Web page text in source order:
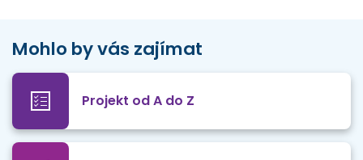
Mohlo by vás zajímat
Projekt od A do Z